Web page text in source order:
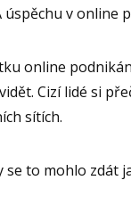
úspěchu v online
online
Cizí lidé si
sítích.
se to mohlo zdát